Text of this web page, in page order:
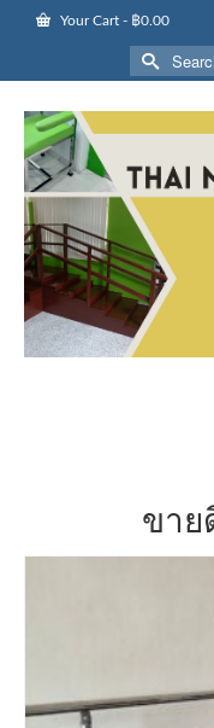
Your Cart - ฿0.00
Search
for:
ขาย